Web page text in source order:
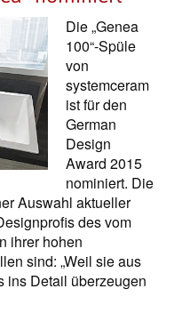
Die „Genea
100“-Spüle
von
systemceram
ist für den
German
Design
Award 2015
nominiert. Die
Auswahl aktueller
des vom
ihrer hohen
sind: „Weil sie aus
ins Detail überzeugen